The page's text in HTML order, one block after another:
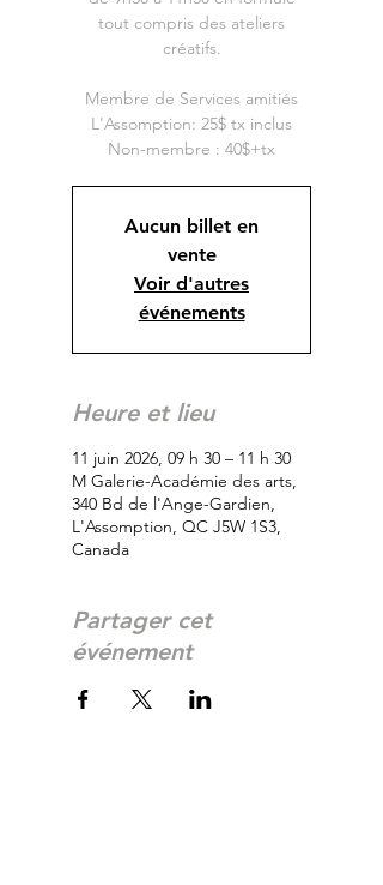
tout compris des ateliers
créatifs.
Membre de Services amitiés
L'Assomption: 25$ tx inclus
Non-membre : 40$+tx
Aucun billet en
vente
Voir d'autres
événements
Heure et lieu
11 juin 2026, 09 h 30 – 11 h 30
M Galerie-Académie des arts,
340 Bd de l'Ange-Gardien,
L'Assomption, QC J5W 1S3,
Canada
Partager cet
événement